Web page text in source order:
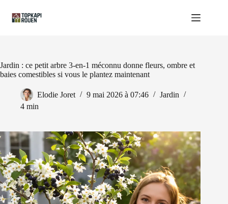
contenu
Jardin : ce petit arbre 3-en-1 méconnu donne fleurs, ombre et
baies comestibles si vous le plantez maintenant
Elodie Joret 9 mai 2026 à 07:46
Jardin
4 min